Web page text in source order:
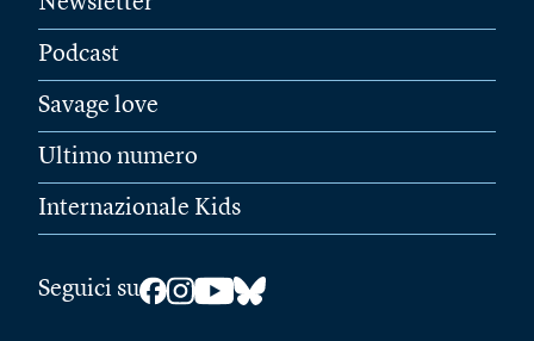
Podcast
Savage love
Ultimo numero
Internazionale Kids
Seguici su